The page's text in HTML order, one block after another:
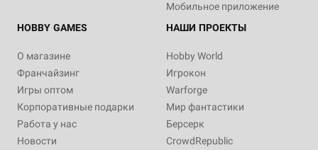
Мобильное приложение
HOBBY GAMES
О магазине
Франчайзинг
Игры оптом
Корпоративные подарки
Работа у нас
Новости
НАШИ ПРОЕКТЫ
Hobby World
Игрокон
Warforge
Мир фантастики
Берсерк
CrowdRepublic